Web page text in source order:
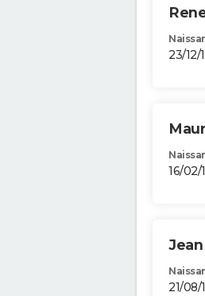
23/12/
16/02/
21/08/